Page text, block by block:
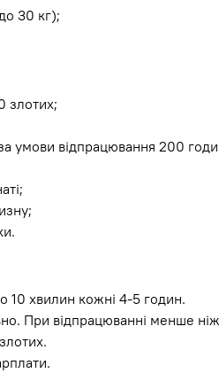
30 кг);
злотих;
умови відпрацювання 200
10 хвилин кожні 4-5 годин.
При відпрацюванні менше